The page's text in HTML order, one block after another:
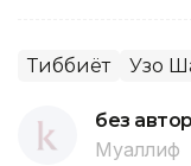
Тиббиёт Узоқ
без
Муаллиф